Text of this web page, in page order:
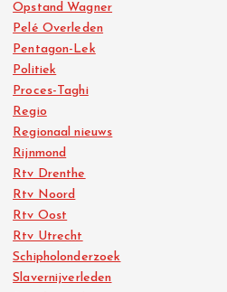
Opstand Wagner
Pelé Overleden
Pentagon-Lek
Politiek
Proces-Taghi
Regio
Regionaal nieuws
Rijnmond
Rtv Drenthe
Rtv Noord
Rtv Oost
Rtv Utrecht
Schipholonderzoek
Slavernijverleden